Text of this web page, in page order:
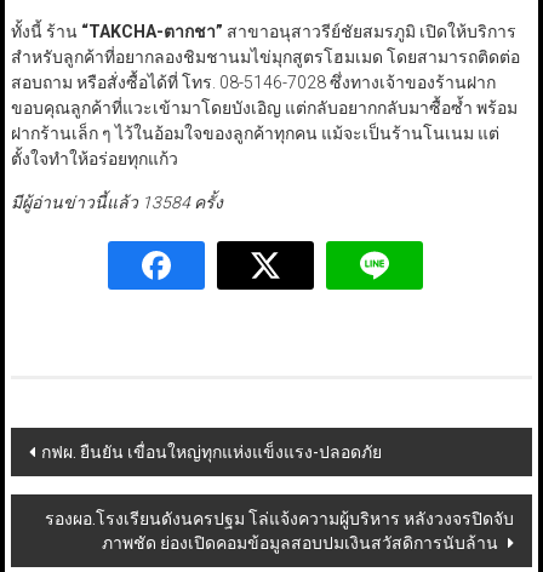
ทั้งนี้ ร้าน “TAKCHA-ตากชา” สาขาอนุสาวรีย์ชัยสมรภูมิ เปิดให้บริการ
สำหรับลูกค้าที่อยากลองชิมชานมไข่มุกสูตรโฮมเมด โดยสามารถติดต่อ
สอบถาม หรือสั่งซื้อได้ที่ โทร. 08-5146-7028 ซึ่งทางเจ้าของร้านฝาก
ขอบคุณลูกค้าที่แวะเข้ามาโดยบังเอิญ แต่กลับอยากกลับมาซื้อซ้ำ พร้อม
ฝากร้านเล็ก ๆ ไว้ในอ้อมใจของลูกค้าทุกคน แม้จะเป็นร้านโนเนม แต่
ตั้งใจทำให้อร่อยทุกแก้ว
มีผู้อ่านข่าวนี้แล้ว 13584 ครั้ง
Post
navigation
กฟผ. ยืนยัน เขื่อนใหญ่ทุกแห่งแข็งแรง-ปลอดภัย
รองผอ.โรงเรียนดังนครปฐม โล่แจ้งความผู้บริหาร หลังวงจรปิดจับ
ภาพชัด ย่องเปิดคอมข้อมูลสอบปมเงินสวัสดิการนับล้าน